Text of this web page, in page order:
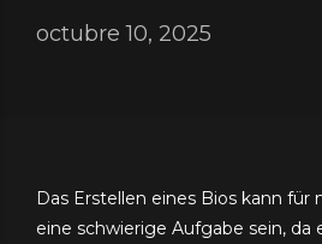
octubre 10, 2025
Das Erstellen eines Bios kann für
eine schwierige Aufgabe sein, da